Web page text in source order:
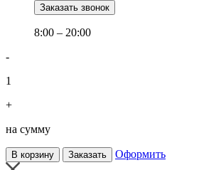
Заказать звонок
8:00 – 20:00
-
1
+
на сумму
В корзину Заказать Оформить